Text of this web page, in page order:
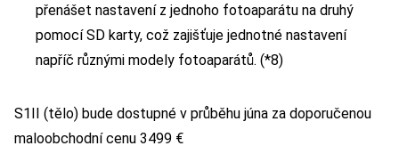
přenášet nastavení z jednoho fotoaparátu na druhý
pomocí SD karty, což zajišťuje jednotné nastavení
napříč různými modely fotoaparátů. (*8)
S1II (tělo) bude dostupné v průběhu júna za doporučenou
maloobchodní cenu 3499 €